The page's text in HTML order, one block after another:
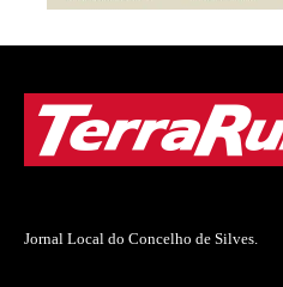
Jornal Local do Concelho de Silves.